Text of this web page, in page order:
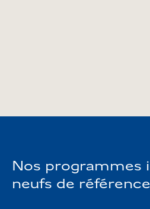
Nos programmes
neufs de référence